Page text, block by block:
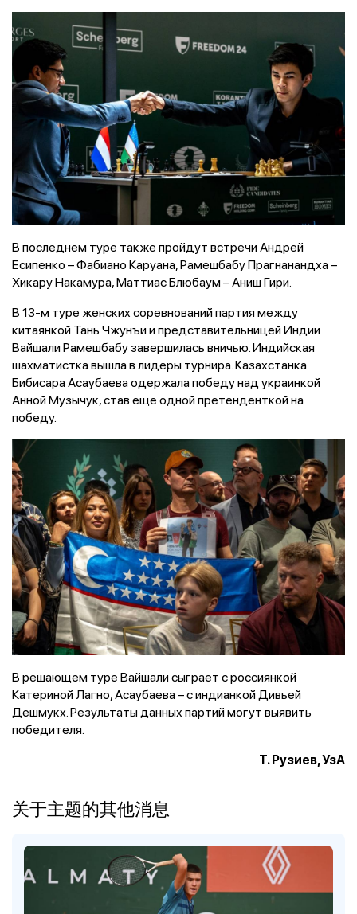
В последнем туре также пройдут встречи Андрей
Есипенко – Фабиано Каруана, Рамешбабу Прагнанандха –
Хикару Накамура, Маттиас Блюбаум – Аниш Гири.
В 13-м туре женских соревнований партия между
китаянкой Тань Чжунъи и представительницей Индии
Вайшали Рамешбабу завершилась вничью. Индийская
шахматистка вышла в лидеры турнира. Казахстанка
Бибисара Асаубаева одержала победу над украинкой
Анной Музычук, став еще одной претенденткой на
победу.
В решающем туре Вайшали сыграет с россиянкой
Катериной Лагно, Асаубаева – с индианкой Дивьей
Дешмукх. Результаты данных партий могут выявить
победителя.
Т. Рузиев, УзА
关于主题的其他消息